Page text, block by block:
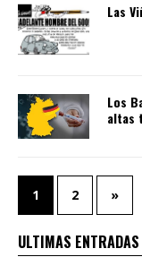
Las
Los
altas
1 2 »
ULTIMAS ENTRADAS